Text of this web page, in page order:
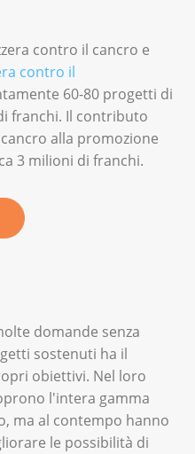
contro il cancro e
contro il
60-80 progetti di
franchi. Il contributo
alla promozione
3 milioni di franchi.
domande senza
sostenuti ha il
obiettivi. Nel loro
l'intera gamma
ma al contempo hanno
le possibilità di